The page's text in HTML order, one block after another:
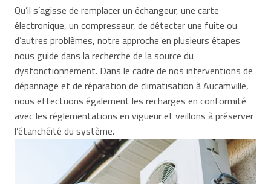
Qu’il s’agisse de remplacer un échangeur, une carte
électronique, un compresseur, de détecter une fuite ou
d’autres problèmes, notre approche en plusieurs étapes
nous guide dans la recherche de la source du
dysfonctionnement. Dans le cadre de nos interventions de
dépannage et de réparation de climatisation à Aucamville,
nous effectuons également les recharges en conformité
avec les réglementations en vigueur et veillons à préserver
l’étanchéité du système.